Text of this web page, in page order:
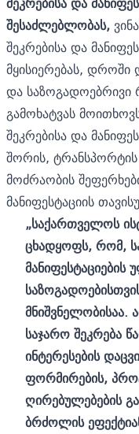
შესაძლებლობას,
შეკრებისა და
მყისიერებას, დროში
და საზოგადოებრივი
გამოხატვას
შეკრებისა და
შორის,
მოძრაობის
მანიფესტაციის
„საქართველოს
ცხადყოფს, რომ,
საჯარო შეკრება
ინტერესების
ფორმირების,
ღირებულებების
ბრძოლის